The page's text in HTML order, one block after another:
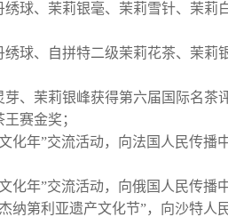
球、茉莉银毫、茉莉雪针、茉莉
球、自拼特二级茉莉花茶、茉莉
、茉莉银峰获得第六届国际名茶
赛金奖；
化年”交流活动，向法国人民传
化年”交流活动，向俄国人民传播
纳第利亚遗产文化节”，向沙特人